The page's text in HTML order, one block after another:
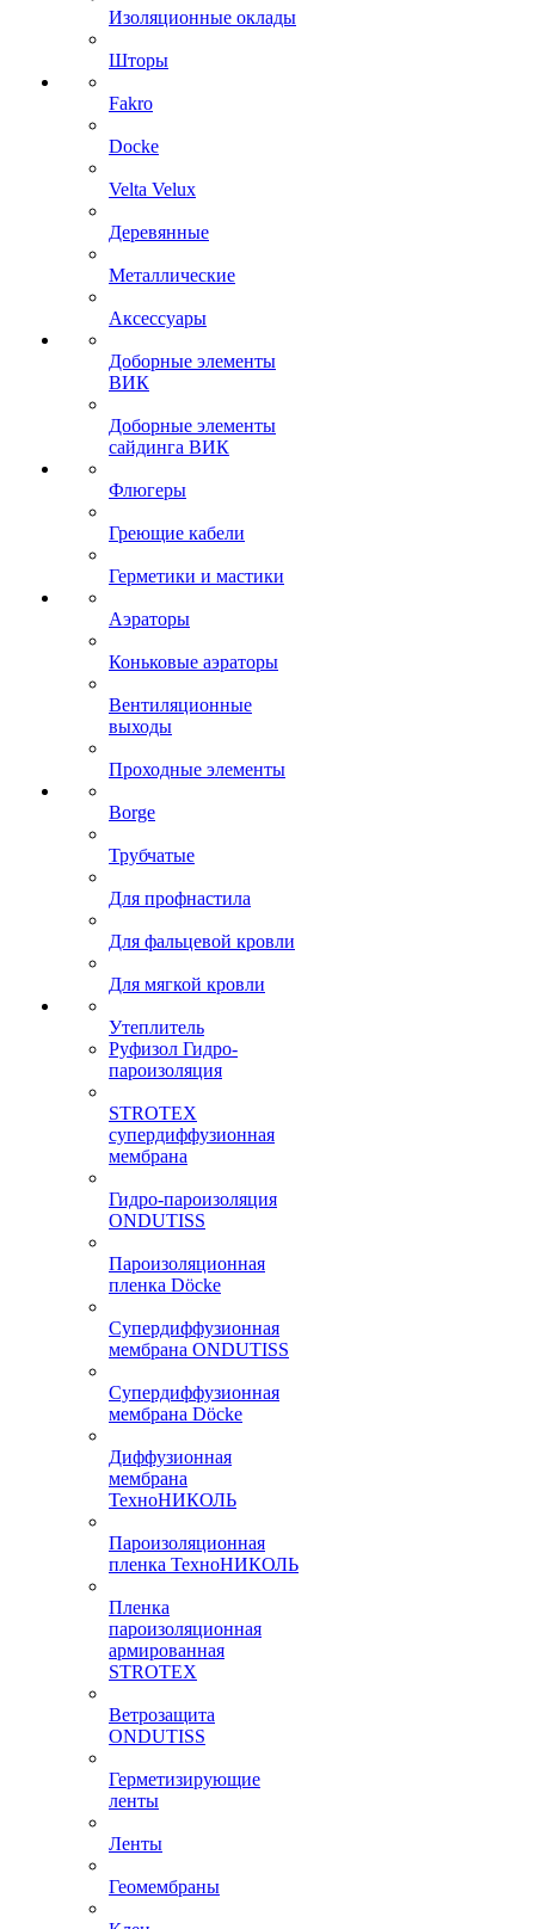
Изоляционные оклады
Шторы
Fakro
Docke
Velta Velux
Деревянные
Металлические
Аксессуары
Доборные элементы
ВИК
Доборные элементы
сайдинга ВИК
Флюгеры
Греющие кабели
Герметики и мастики
Аэраторы
Коньковые аэраторы
Вентиляционные
выходы
Проходные элементы
Borge
Трубчатые
Для профнастила
Для фальцевой кровли
Для мягкой кровли
Утеплитель
Руфизол Гидро-
пароизоляция
STROTEX
супердиффузионная
мембрана
Гидро-пароизоляция
ONDUTISS
Пароизоляционная
пленка Döcke
Супердиффузионная
мембрана ONDUTISS
Супердиффузионная
мембрана Döcke
Диффузионная
мембрана
ТехноНИКОЛЬ
Пароизоляционная
пленка ТехноНИКОЛЬ
Пленка
пароизоляционная
армированная
STROTEX
Ветрозащита
ONDUTISS
Герметизирующие
ленты
Ленты
Геомембраны